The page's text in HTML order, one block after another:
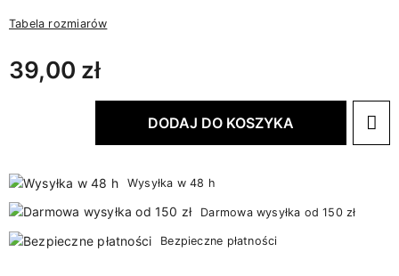
Tabela rozmiarów
39,00 zł
DODAJ DO KOSZYKA
Wysyłka w 48 h
Darmowa wysyłka od 150 zł
Bezpieczne płatności